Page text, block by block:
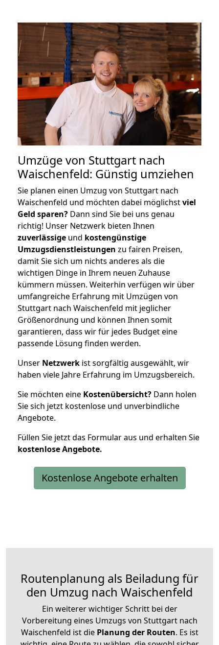
Umzüge von Stuttgart nach
Waischenfeld: Günstig umziehen
Sie planen einen Umzug von Stuttgart nach
Waischenfeld und möchten dabei möglichstviel
Geld sparen? Dann sind Sie bei uns genau
richtig! Unser Netzwerk bieten Ihnen
zuverlässige und kostengünstige
Umzugsdienstleistungen zu fairen Preisen,
damit Sie sich um nichts anderes als die
wichtigen Dinge in Ihrem neuen Zuhause
kümmern müssen. Weiterhin verfügen wir über
umfangreiche Erfahrung mit Umzügen von
Stuttgart nach Waischenfeld mit jeglicher
Größenordnung und können Ihnen somit
garantieren, dass wir für jedes Budget eine
passende Lösung finden werden.
Unser Netzwerk ist sorgfältig ausgewählt, wir
haben viele Jahre Erfahrung im Umzugsbereich.
Sie möchten eine Kostenübersicht? Dann holen
Sie sich jetzt kostenlose und unverbindliche
Angebote.
Füllen Sie jetzt das Formular aus und erhalten Sie
kostenloseAngebote.
Kostenlose Angebote erhalten
Routenplanung als Beiladung für
den Umzug nach Waischenfeld
Ein weiterer wichtiger Schritt bei der
Vorbereitung eines Umzugs von Stuttgart nach
Waischenfeld ist diePlanung der Routen. Es ist